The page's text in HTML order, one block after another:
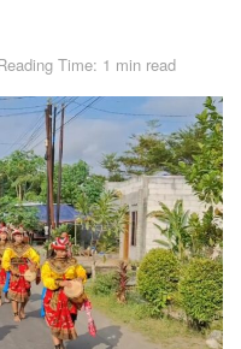
Time: 1 min read